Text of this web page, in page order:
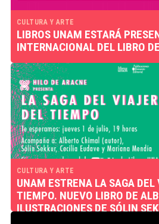
CULTURA Y ARTE
LIBROS UNAM ESTARÁ
INTERNACIONAL DEL LIBRO
CULTURA Y ARTE
UNAM ESTRENA LA SAGA DEL
TIEMPO. NUEVO LIBRO DE
ILUSTRACIONES DE SÓLIN